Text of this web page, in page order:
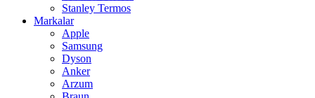
Stanley Termos
Markalar
Apple
Samsung
Dyson
Anker
Arzum